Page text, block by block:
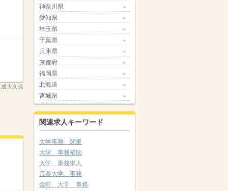
大久保
神奈川県
愛知県
埼玉県
千葉県
兵庫県
京都府
福岡県
北海道
宮城県
関連求人キーワード
大学事務 関東
大学 事務補助
大学 事務求人
音楽大学 事務
金町 大学 事務